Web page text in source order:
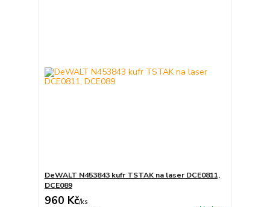
DeWALT N453843 kufr TSTAK na laser DCE0811,
DCE089
960 Kč/ks